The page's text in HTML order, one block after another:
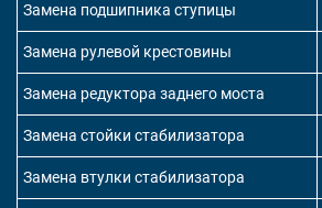
Замена подшипника ступицы
Замена рулевой крестовины
Замена редуктора заднего моста
Замена стойки стабилизатора
Замена втулки стабилизатора